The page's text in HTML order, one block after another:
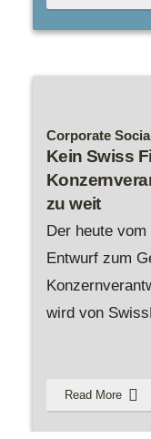
Corporate
Kein Swiss
zu weit
Der heute
Entwurf zum
wird von
Read More